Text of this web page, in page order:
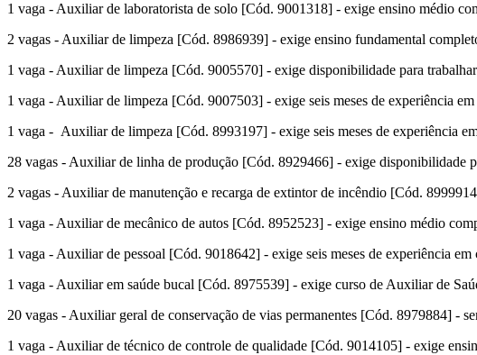
1 vaga - Auxiliar de laboratorista de solo [Cód. 9001318] - exige ensino médio
2 vagas - Auxiliar de limpeza [Cód. 8986939] - exige ensino fundamental
1 vaga - Auxiliar de limpeza [Cód. 9005570] - exige disponibilidade para
1 vaga - Auxiliar de limpeza [Cód. 9007503] - exige seis meses de experiência
1 vaga - Auxiliar de limpeza [Cód. 8993197] - exige seis meses de experiência
28 vagas - Auxiliar de linha de produção [Cód. 8929466] - exige disponibilidade
2 vagas - Auxiliar de manutenção e recarga de extintor de incêndio [Cód.
1 vaga - Auxiliar de mecânico de autos [Cód. 8952523] - exige ensino médio
1 vaga - Auxiliar de pessoal [Cód. 9018642] - exige seis meses de experiência
1 vaga - Auxiliar em saúde bucal [Cód. 8975539] - exige curso de Auxiliar de
20 vagas - Auxiliar geral de conservação de vias permanentes [Cód. 8979884] -
1 vaga - Auxiliar de técnico de controle de qualidade [Cód. 9014105] - exige